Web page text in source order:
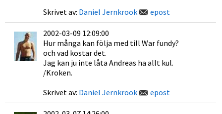
Skrivet av: Daniel Jernkrook epost
2002-03-09 12:09:00
Hur många kan följa med till War fundy?
och vad kostar det.
Jag kan ju inte låta Andreas ha allt kul.
/Kroken.
Skrivet av: Daniel Jernkrook epost